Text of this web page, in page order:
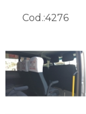
Cod.:4276